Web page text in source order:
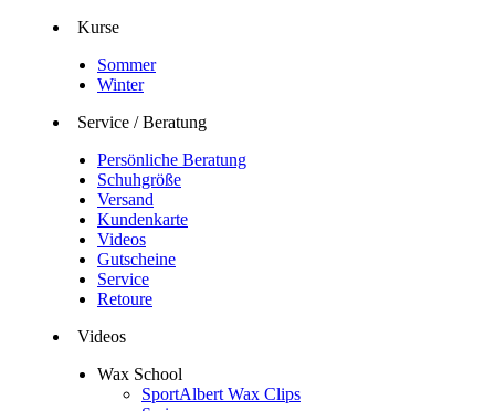
Kurse
Sommer
Winter
Service / Beratung
Persönliche Beratung
Schuhgröße
Versand
Kundenkarte
Videos
Gutscheine
Service
Retoure
Videos
Wax School
SportAlbert Wax Clips